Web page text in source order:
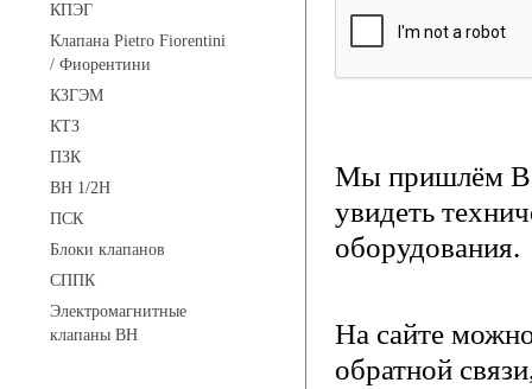
КПЭГ
Клапана Pietro Fiorentini
/ Фиорентини
КЗГЭМ
КТЗ
ПЗК
ВН 1/2Н
ПСК
Блоки клапанов
СППК
Электромагнитные
клапаны ВН
Мы пришлём
увидеть
оборудования.
На сайте
обратной